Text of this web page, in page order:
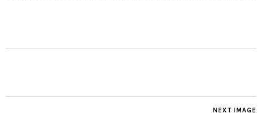
NEXT IMAGE